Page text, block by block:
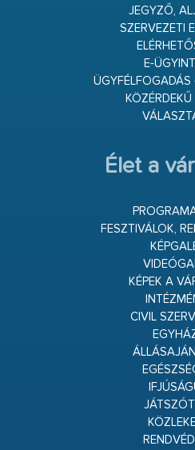
JEGYZŐ,
SZERVEZETI
E-
ÜGYFÉLFOGADÁS
Élet a
FESZTIVÁLOK,
KÉPEK A
CIVIL